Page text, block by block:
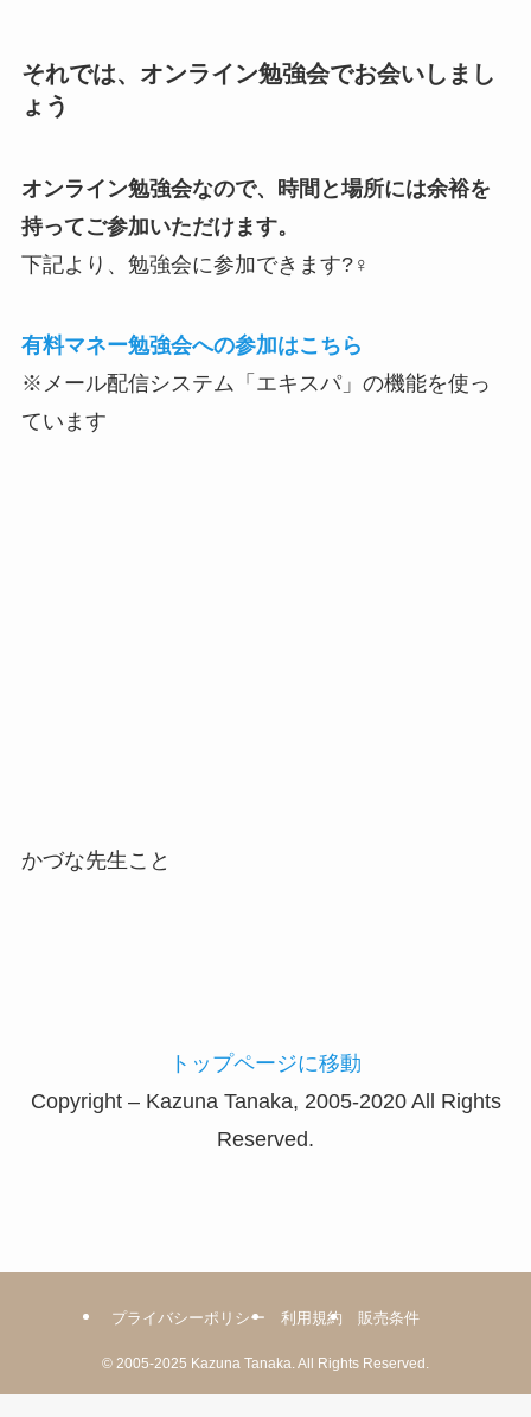
それでは、オンライン勉強会でお会いしまし
ょう
オンライン勉強会なので、時間と場所には余裕を
持ってご参加いただけます。
下記より、勉強会に参加できます?‍♀️
有料マネー勉強会への参加はこちら
※メール配信システム「エキスパ」の機能を使っ
ています
Copyright – Kazuna Tanaka, 2005-2020 All Rights
プライバシーポリシー 利用規約 販売条件
© 2005-2025Kazuna Tanaka.All Rights Reserved.